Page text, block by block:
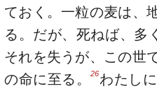
ておく。一粒の麦は、
る。だが、死ねば、多
それを失うが、この世
の命に至る。26わたし